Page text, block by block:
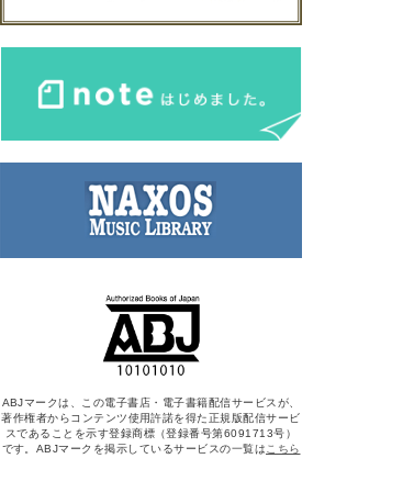
ABJマークは、この電子書店・電子書籍配信サービスが、
著作権者からコンテンツ使用許諾を得た正規版配信サービ
スであることを示す登録商標（登録番号第6091713号）
です。ABJマークを掲示しているサービスの一覧はこちら